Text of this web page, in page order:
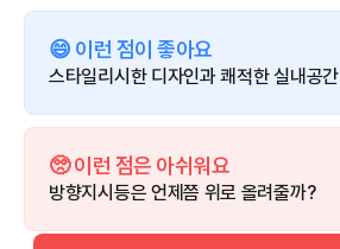
😄 이런 점이 좋아요
스타일리시한 디자인과 쾌적한 실내공간
🥺 이런 점은 아쉬워요
방향지시등은 언제쯤 위로 올려줄까?